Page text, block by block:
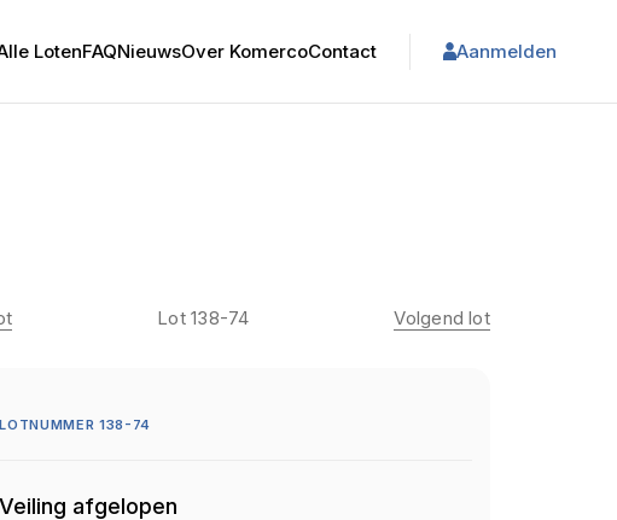
LotenFAQNieuwsOver KomercoContact Aanmelden
Lot 138-74 Volgend lot
LOTNUMMER 138-74
Veiling afgelopen